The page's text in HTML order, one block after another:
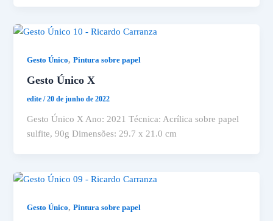
Gesto Único,Pintura sobre papel
Gesto Único X
edite/20 de junho de 2022
Gesto Único X Ano: 2021 Técnica: Acrílica sobre papel
sulfite, 90g Dimensões: 29.7 x 21.0 cm
Gesto Único,Pintura sobre papel